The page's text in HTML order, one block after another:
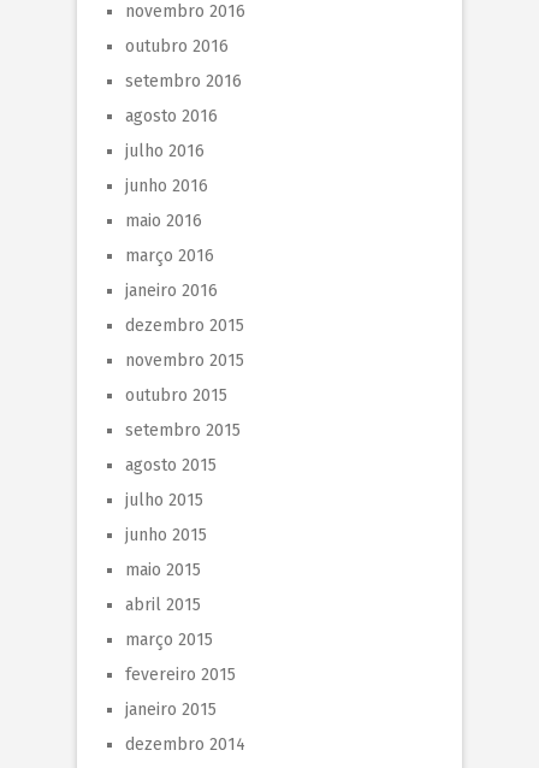
novembro 2016
outubro 2016
setembro 2016
agosto 2016
julho 2016
junho 2016
maio 2016
março 2016
janeiro 2016
dezembro 2015
novembro 2015
outubro 2015
setembro 2015
agosto 2015
julho 2015
junho 2015
maio 2015
abril 2015
março 2015
fevereiro 2015
janeiro 2015
dezembro 2014